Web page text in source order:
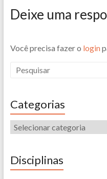
Deixe uma
Você precisa fazer o login
Categorias
Disciplinas